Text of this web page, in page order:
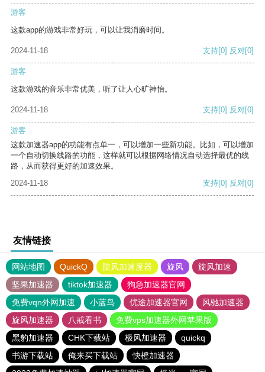
游客
这款app的游戏非常好玩，可以让我消磨时间。
2024-11-18 支持[0] 反对[0]
游客
这款游戏的音乐非常优美，听了让人心旷神怡。
2024-11-18 支持[0] 反对[0]
游客
这款加速器app的功能有点单一，可以增加一些新功能。比如，可以增加
一个自动切换线路的功能，这样就可以根据网络情况自动选择最优的线
路，从而获得更好的加速效果。
2024-11-18
支持[0] 反对[0]
友情链接
网站地图 QuickQ 旋风加速度器 旋风
旋风加速
坚果加速器
tiktok加速器
狗急加速器官网
免费vqn外网加速
小蓝鸟 优途加速器官网
风驰加速器
旋风加速器
八戒看书
免费vps加速器外网苹果版
黑豹加速器
CHK下载站 极风加速器
quickq
书游下载站
俺来买下载站
快橙加速器